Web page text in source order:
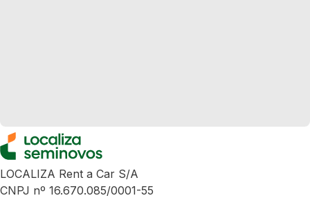
LOCALIZA Rent a Car S/A
CNPJ nº 16.670.085/0001-55